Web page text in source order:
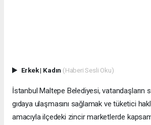
Erkek| Kadın (Haberi Sesli Oku)
İstanbul Maltepe Belediyesi, vatandaşların
gıdaya ulaşmasını sağlamak ve tüketici
amacıyla ilçedeki zincir marketlerde